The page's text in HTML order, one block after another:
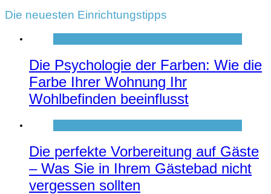
Die neuesten Einrichtungstipps
Die Psychologie der Farben: Wie die
Farbe Ihrer Wohnung Ihr
Wohlbefinden beeinflusst
Die perfekte Vorbereitung auf Gäste
– Was Sie in Ihrem Gästebad nicht
vergessen sollten